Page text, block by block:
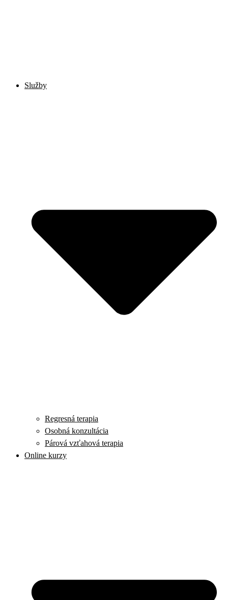
Služby
Regresná terapia
Osobná konzultácia
Párová vzťahová terapia
Online kurzy